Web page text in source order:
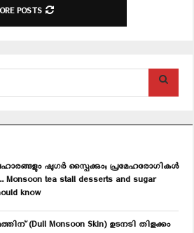
POSTS
A
C
ഷുഗർ സ്പൈക്കും; പ്രമേഹരോഗികൾ
tea stall desserts and sugar
know
(Dull Monsoon Skin) ഉടനടി തിളക്കം